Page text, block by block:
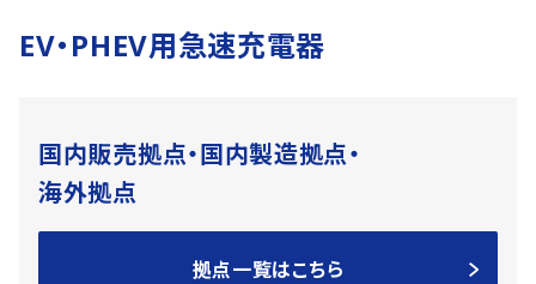
EV・PHEV用急速充電器
国内販売拠点・国内製造拠点・
海外拠点
拠点一覧はこちら